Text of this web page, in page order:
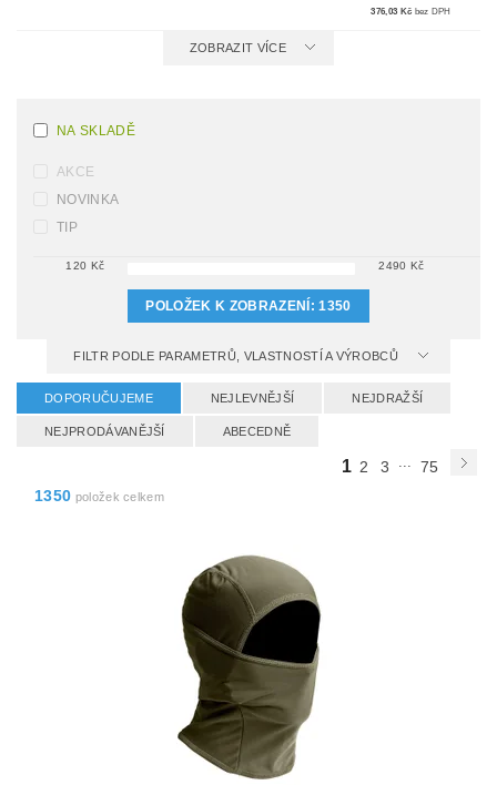
376,03 Kč bez DPH
ZOBRAZIT VÍCE
NA SKLADĚ
AKCE
NOVINKA
TIP
120 Kč 2490 Kč
POLOŽEK K ZOBRAZENÍ:1350
FILTR PODLE PARAMETRŮ, VLASTNOSTÍ A VÝROBCŮ
DOPORUČUJEME NEJLEVNĚJŠÍ NEJDRAŽŠÍ
NEJPRODÁVANĚJŠÍ ABECEDNĚ
1 2 3 ...
75
1350 položek celkem